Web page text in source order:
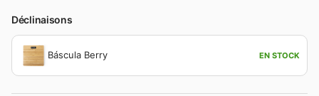
Déclinaisons
Báscula Berry EN STOCK